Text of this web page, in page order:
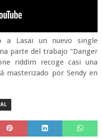
a Lasai un nuevo single
parte del trabajo "Danger
riddim recoge casi una
masterizado por Sendy en